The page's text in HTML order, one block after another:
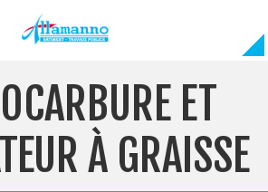
ET
À GRAISSE